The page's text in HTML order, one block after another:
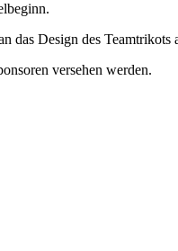
Design des Teamtrikots
versehen werden.